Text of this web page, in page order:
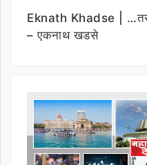
Eknath Khadse | …तर
– एकनाथ खडसे